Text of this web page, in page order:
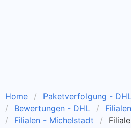
Home
Paketverfolgung -
Bewertungen - DHL
Filialen - Michelstadt